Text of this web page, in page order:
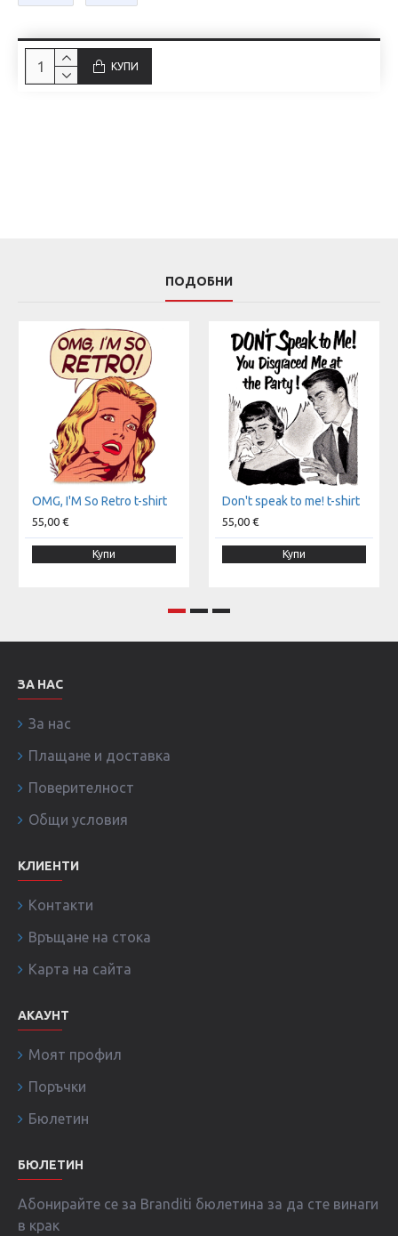
КУПИ
ПОДОБНИ
OMG, I'M So Retro t-shirt
55,00 €
Купи
Don't speak to me! t-shirt
55,00 €
Купи
ЗА НАС
За нас
Плащане и доставка
Поверителност
Общи условия
КЛИЕНТИ
Контакти
Връщане на стока
Карта на сайта
АКАУНТ
Моят профил
Поръчки
Бюлетин
БЮЛЕТИН
Абонирайте се за Branditi бюлетина за да сте винаги
в крак